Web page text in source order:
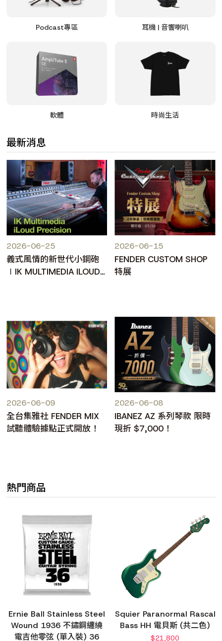
Podcast專區 耳機 | 音響喇叭
軟體 時尚生活
最新消息
2026-06-25
義式風情的新世代小鋼砲
∣IK MULTIMEDIA ILOUD
2026-06-15
FENDER CUSTOM SHOP
特展
2026-06-09
全台集雅社 FENDER MIX
試聽體驗據點正式開放！
2026-06-08
IBANEZ AZ 系列琴款 限時
現折 $7,000！
熱門商品
Ernie Ball Stainless Steel
Wound 1936 不鏽鋼纏繞
電吉他零弦 (單入裝) 36
Squier Paranormal Rascal
Bass HH 電貝斯 (共二色)
$21,800